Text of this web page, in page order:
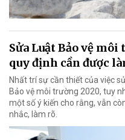
Sửa Luật Bảo vệ
quy định cần được
Nhất trí sự cần thiết của việc
Bảo vệ môi trường 2020, tuy
một số ý kiến cho rằng, vẫn
nhắc, làm rõ.